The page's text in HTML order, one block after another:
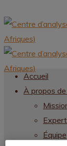
Accueil
À propos de
Équipe